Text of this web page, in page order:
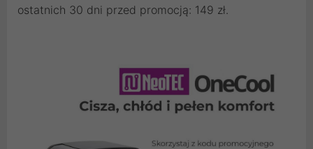
ostatnich 30 dni przed promocją: 149 zł.